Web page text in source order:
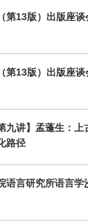
第13版）出版座
第13版）出版座
九讲】孟蓬生：
路径
，中国社会科学院语
语言研究所语言学